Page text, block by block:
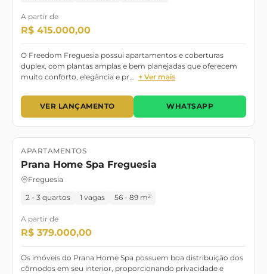
A partir de
R$ 415.000,00
O Freedom Freguesia possui apartamentos e coberturas
duplex, com plantas amplas e bem planejadas que oferecem
muito conforto, elegância e pr… + Ver mais
VER LANÇAMENTO WHATSAPP
Lançamento
APARTAMENTOS
Prana Home Spa Freguesia
Freguesia
2 - 3 quartos 1 vagas 56 - 89 m²
A partir de
R$ 379.000,00
Os imóveis do Prana Home Spa possuem boa distribuição dos
cômodos em seu interior, proporcionando privacidade e